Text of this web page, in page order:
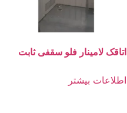
اتاقک لامینار فلو سقفی ثابت
اطلاعات بیشتر